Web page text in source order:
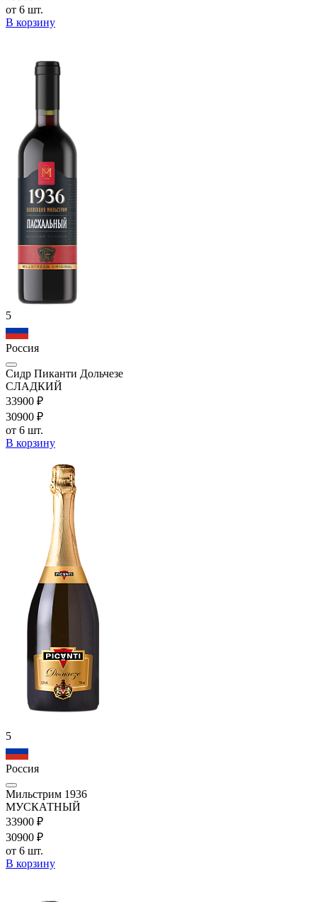
от 6 шт.
В корзину
5
Россия
Сидр Пиканти Дольчезе
СЛАДКИЙ
33900 ₽
30900 ₽
от 6 шт.
В корзину
5
Россия
Мильстрим 1936
МУСКАТНЫЙ
33900 ₽
30900 ₽
от 6 шт.
В корзину